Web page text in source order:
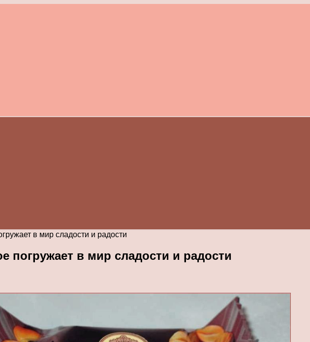
в мир сладости и радости
в мир сладости и радости